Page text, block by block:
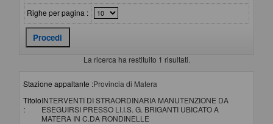
Righe per pagina :
La ricerca ha restituito 1 risultati.
Stazione appaltante :Provincia di Matera
Titolo
:
INTERVENTI DI STRAORDINARIA MANUTENZIONE DA
ESEGUIRSI PRESSO LI.I.S. G. BRIGANTI UBICATO A
MATERA IN C.DA RONDINELLE